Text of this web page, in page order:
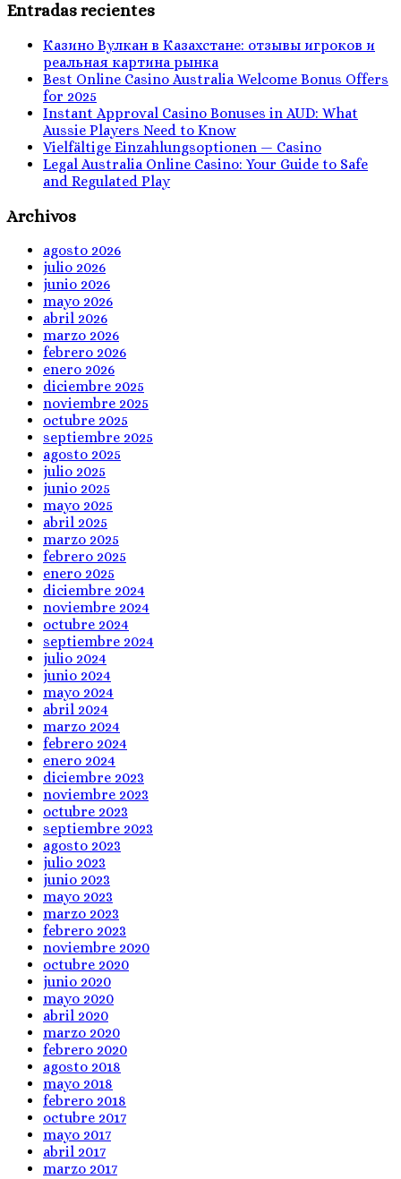
Entradas recientes
Казино Вулкан в Казахстане: отзывы игроков и
реальная картина рынка
Best Online Casino Australia Welcome Bonus Offers
for 2025
Instant Approval Casino Bonuses in AUD: What
Aussie Players Need to Know
Vielfältige Einzahlungsoptionen — Casino
Legal Australia Online Casino: Your Guide to Safe
and Regulated Play
Archivos
agosto 2026
julio 2026
junio 2026
mayo 2026
abril 2026
marzo 2026
febrero 2026
enero 2026
diciembre 2025
noviembre 2025
octubre 2025
septiembre 2025
agosto 2025
julio 2025
junio 2025
mayo 2025
abril 2025
marzo 2025
febrero 2025
enero 2025
diciembre 2024
noviembre 2024
octubre 2024
septiembre 2024
julio 2024
junio 2024
mayo 2024
abril 2024
marzo 2024
febrero 2024
enero 2024
diciembre 2023
noviembre 2023
octubre 2023
septiembre 2023
agosto 2023
julio 2023
junio 2023
mayo 2023
marzo 2023
febrero 2023
noviembre 2020
octubre 2020
junio 2020
mayo 2020
abril 2020
marzo 2020
febrero 2020
agosto 2018
mayo 2018
febrero 2018
octubre 2017
mayo 2017
abril 2017
marzo 2017